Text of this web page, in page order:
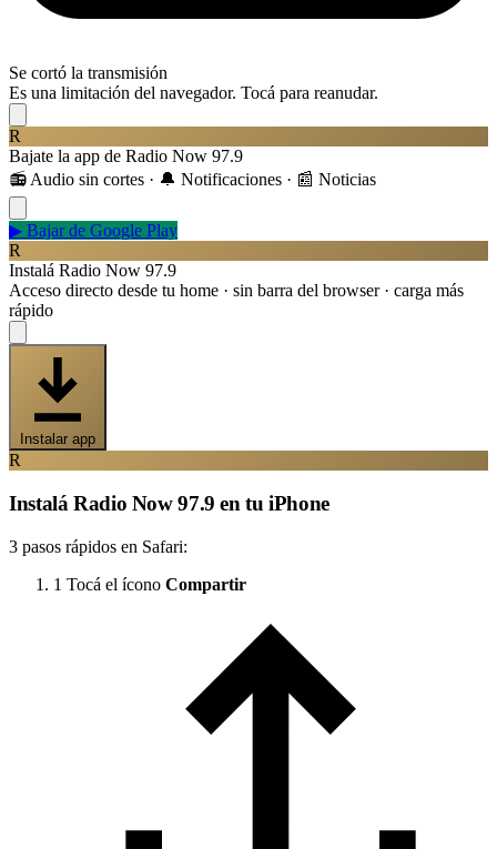
Se cortó la transmisión
Es una limitación del navegador. Tocá para reanudar.
R
Bajate la app de Radio Now 97.9
📻 Audio sin cortes · 🔔 Notificaciones · 📰 Noticias
▶ Bajar de Google Play
R
Instalá Radio Now 97.9
Acceso directo desde tu home · sin barra del browser · carga más
rápido
Instalar app
R
Instalá Radio Now 97.9 en tu iPhone
3 pasos rápidos en Safari:
1 Tocá el ícono Compartir